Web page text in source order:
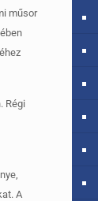
műsor
Régi
A